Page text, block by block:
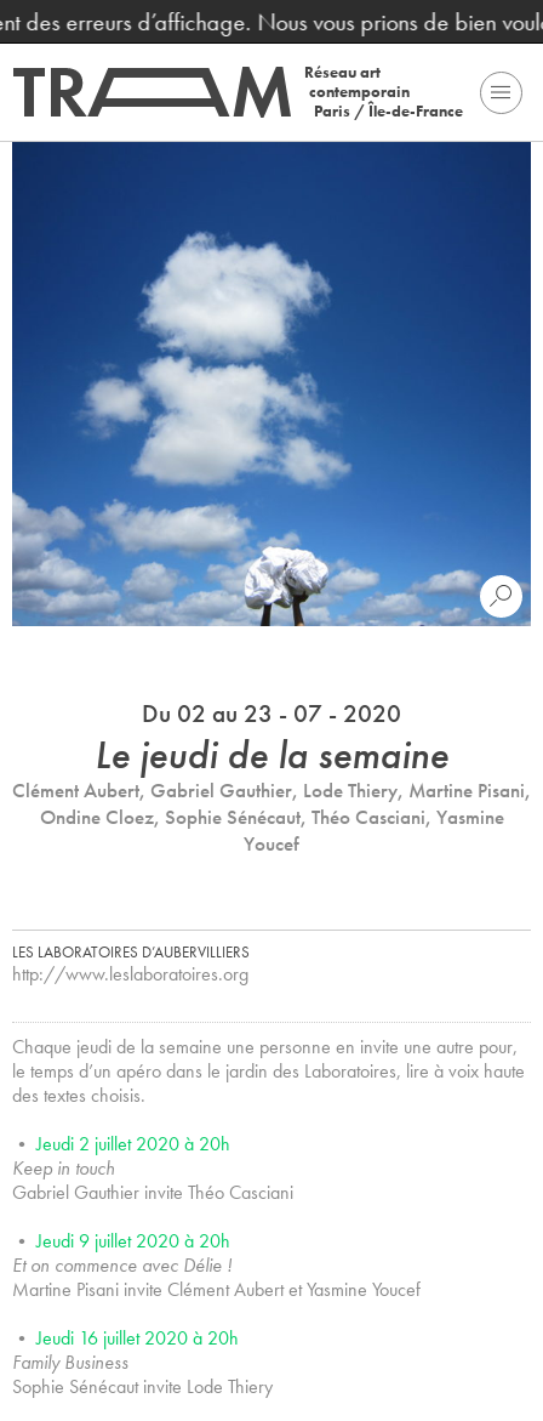
erreurs d’affichage. Nous vous prions de bien vouloir
Réseau art
contemporain
Paris / Île-de-France
Du 02 au 23 - 07 - 2020
Le jeudi de la semaine
Clément Aubert, Gabriel Gauthier, Lode Thiery, Martine Pisani,
Ondine Cloez, Sophie Sénécaut, Théo Casciani, Yasmine
Youcef
LES LABORATOIRES D’AUBERVILLIERS
http://www.leslaboratoires.org
Chaque jeudi de la semaine une personne en invite une autre pour,
le temps d’un apéro dans le jardin des Laboratoires, lire à voix haute
des textes choisis.
• Jeudi 2 juillet 2020 à 20h
Keep in touch
Gabriel Gauthier invite Théo Casciani
• Jeudi 9 juillet 2020 à 20h
Et on commence avec Délie !
Martine Pisani invite Clément Aubert et Yasmine Youcef
• Jeudi 16 juillet 2020 à 20h
Family Business
Sophie Sénécaut invite Lode Thiery